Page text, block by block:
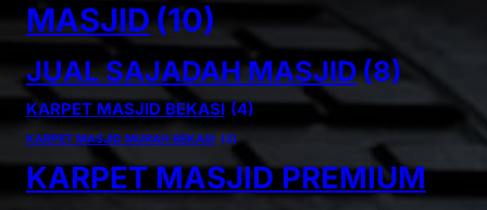
MASJID(10)
JUAL SAJADAH MASJID(8)
KARPET MASJID BEKASI (4)
KARPET MASJID MURAH BEKASI (3)
KARPET MASJID PREMIUM